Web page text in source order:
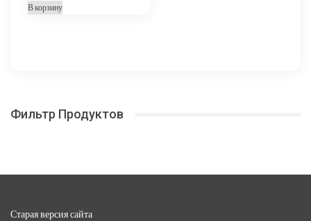
В корзину
Фильтр Продуктов
Старая версия сайта